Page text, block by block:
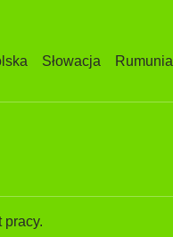
Słowacja Rumunia
pracy.